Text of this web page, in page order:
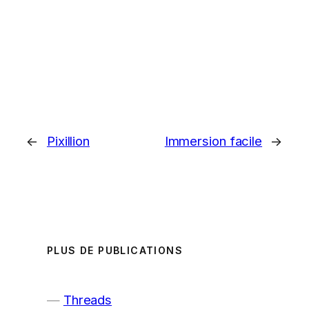
← Pixillion Immersion facile →
PLUS DE PUBLICATIONS
Threads